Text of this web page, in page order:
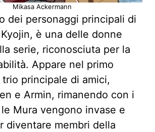
Mikasa Ackermann
dei personaggi principali di
è una delle donne
serie, riconosciuta per la
Appare nel primo
principale di amici,
e Armin, rimanendo con i
Mura vengono invase e
diventare membri della